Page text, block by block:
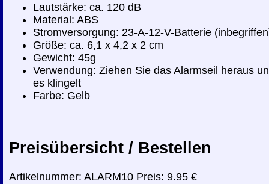
Lautstärke: ca. 120 dB
Material: ABS
Stromversorgung: 23-A-12-V-Batterie
Größe: ca. 6,1 x 4,2 x 2 cm
Gewicht: 45g
Verwendung: Ziehen Sie das Alarmseil heraus
es klingelt
Farbe: Gelb
Preisübersicht / Bestellen
Artikelnummer: ALARM10 Preis: 9.95 €